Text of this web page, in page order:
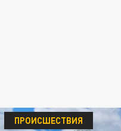
ПРОИСШЕСТВИЯ